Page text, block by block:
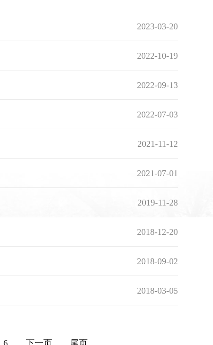
2023-03-20
2022-10-19
2022-09-13
2022-07-03
2021-11-12
2021-07-01
2019-11-28
2018-12-20
2018-09-02
2018-03-05
6 下一页 尾页